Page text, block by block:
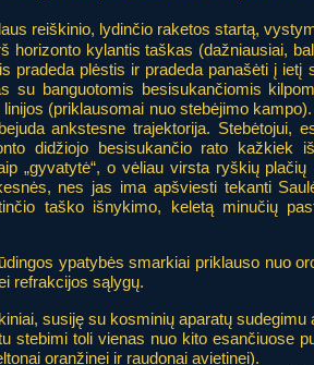
reiškinio, lydinčio raketos startą,
horizonto kylantis taškas (dažniausiai,
pradeda plėstis ir pradeda panašėti į
su banguotomis besisukančiomis
(priklausomai nuo stebėjimo
ankstesne trajektorija.
didžiojo besisukančio rato kažkiek
„gyvatytė“, o vėliau virsta ryškių
nes jas ima apšviesti tekanti
taško išnykimo, keletą minučių
ypatybės smarkiai priklauso nuo
refrakcijos sąlygų.
susiję su kosminių aparatų sudegimu
stebimi toli vienas nuo kito esančiuose
oranžinei ir raudonai avietinei).